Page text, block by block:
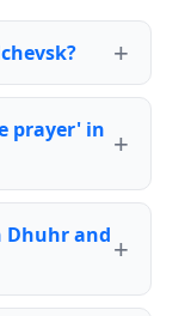
prayer' in
Dhuhr and